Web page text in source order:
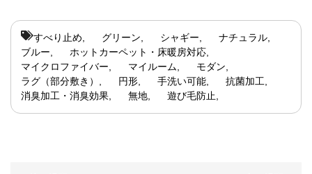
すべり止め グリーン シャギー
ナチュラル
ブルー
ホットカーペット・床暖房対応
マイクロファイバー
マイルーム
モダン
ラグ（部分敷き）
円形 手洗い可能
抗菌加工
消臭加工・消臭効果
無地 遊び毛防止